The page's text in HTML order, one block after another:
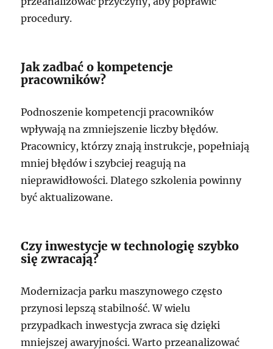
procedury.
Jak zadbać o kompetencje
pracowników?
Podnoszenie kompetencji pracowników
wpływają na zmniejszenie liczby błędów.
Pracownicy, którzy znają instrukcje, popełniają
mniej błędów i szybciej reagują na
nieprawidłowości. Dlatego szkolenia powinny
być aktualizowane.
Czy inwestycje w technologię szybko
się zwracają?
Modernizacja parku maszynowego często
przynosi lepszą stabilność. W wielu
przypadkach inwestycja zwraca się dzięki
mniejszej awaryjności. Warto przeanalizować